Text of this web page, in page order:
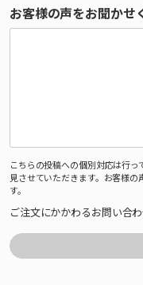
お客様の声をお聞かせ
こちらの投稿への個別対応は行
見させていただきます。お客様の
す。
ご注文にかかわるお問い合